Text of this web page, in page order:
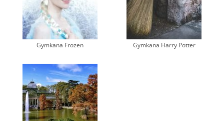
Gymkana Frozen Gymkana Harry Potter